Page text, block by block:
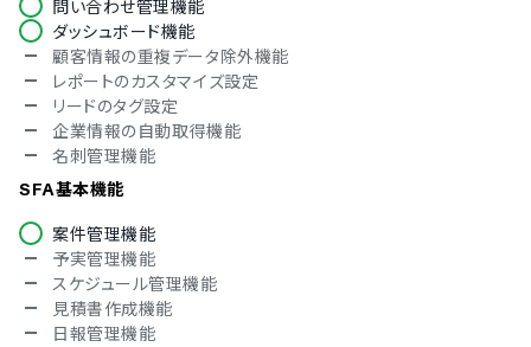
デンマーク語
オランダ語
フィンランド語
フランス語
ドイツ語
イタリア語
韓国語
ノルウェー語
ロシア語
スペイン語
スウェーデン語
タイ語
アラビア語
問い合わせ管理機能
ダッシュボード機能
顧客情報の重複データ除外機能
レポートのカスタマイズ設定
リードのタグ設定
企業情報の自動取得機能
名刺管理機能
SFA基本機能
案件管理機能
予実管理機能
スケジュール管理機能
見積書作成機能
日報管理機能